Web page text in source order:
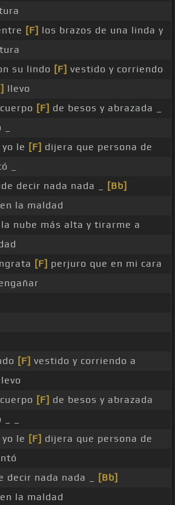
[F] los brazos de una linda y
su lindo [F] vestido y corriendo
llevo
[F] de besos y abrazada _
yo le [F] dijera que persona de
_
decir nada nada _
[Bb]
la maldad
nube más alta y tirarme a
[F] perjuro que en mi cara
[F] vestido y corriendo a
[F] de besos y abrazada
_
yo le [F] dijera que persona de
decir nada nada _
[Bb]
la maldad